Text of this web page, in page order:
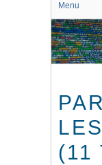
Menu
(11